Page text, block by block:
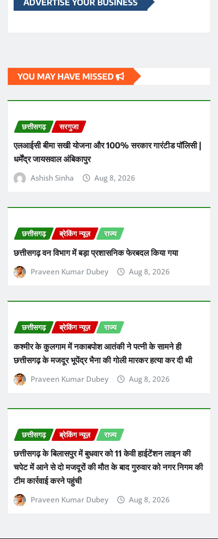
YOU MAY HAVE MISSED
छत्तीसगढ़ सरगुजा
एलआईसी बीमा सखी योजना और 100% सरकार गारंटीड पॉलिसी |
धर्मेंद्र जायसवाल अंबिकापुर
Ashish Sinha Aug 8, 2026
छत्तीसगढ़ ब्रेकिंग न्यूज़ राज्य
छत्तीसगढ़ वन विभाग में बड़ा प्रशासनिक फेरबदल किया गया
Praveen Kumar Dubey Aug 8, 2026
छत्तीसगढ़ ब्रेकिंग न्यूज़ राज्य
कश्मीर के कुलगाम में नकाबपोश आतंकी ने पत्नी के सामने ही
छत्तीसगढ़ के मजदूर भूपेंद्र भैना की गोली मारकर हत्या कर दी थी
Praveen Kumar Dubey Aug 8, 2026
छत्तीसगढ़ ब्रेकिंग न्यूज़ राज्य
छत्तीसगढ़ के बिलासपुर में बुधवार को 11 केवी हाईटेंशन लाइन की
चपेट में आने से दो मजदूरों की मौत के बाद गुरुवार को नगर निगम की
टीम कार्रवाई करने पहुंची
Praveen Kumar Dubey Aug 8, 2026